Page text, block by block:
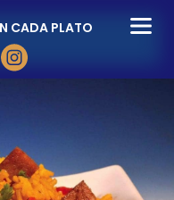
CADA PLATO